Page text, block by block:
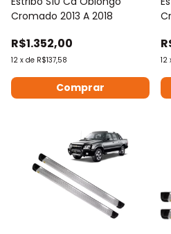
Cromado 2013 A 2018
R$1.352,00
12 x de R$137,58 12